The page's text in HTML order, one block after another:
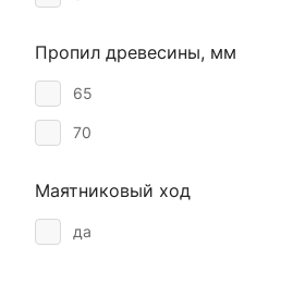
Пропил древесины, мм
65
70
Маятниковый ход
да